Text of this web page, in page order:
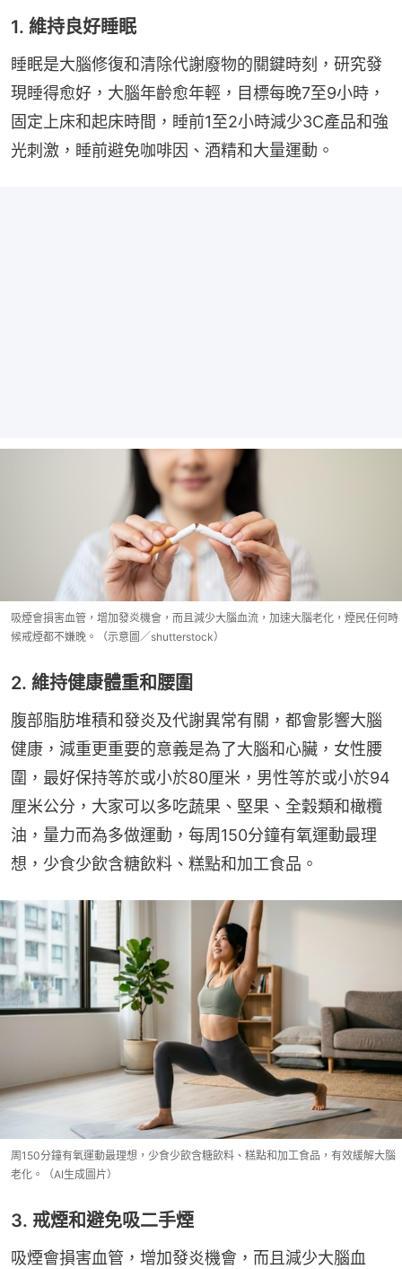
1. 維持良好睡眠
睡眠是大腦修復和清除代謝廢物的關鍵時刻，研究發
現睡得愈好，大腦年齡愈年輕，目標每晚7至9小時，
固定上床和起床時間，睡前1至2小時減少3C產品和強
光刺激，睡前避免咖啡因、酒精和大量運動。
吸煙會損害血管，增加發炎機會，而且減少大腦血流，加速大腦老化，煙民任何時
候戒煙都不嫌晚。（示意圖／shutterstock）
2. 維持健康體重和腰圍
腹部脂肪堆積和發炎及代謝異常有關，都會影響大腦
健康，減重更重要的意義是為了大腦和心臟，女性腰
圍，最好保持等於或小於80厘米，男性等於或小於94
厘米公分，大家可以多吃蔬果、堅果、全穀類和橄欖
油，量力而為多做運動，每周150分鐘有氧運動最理
想，少食少飲含糖飲料、糕點和加工食品。
周150分鐘有氧運動最理想，少食少飲含糖飲料、糕點和加工食品，有效緩解大腦
老化。（AI生成圖片）
3. 戒煙和避免吸二手煙
吸煙會損害血管，增加發炎機會，而且減少大腦血